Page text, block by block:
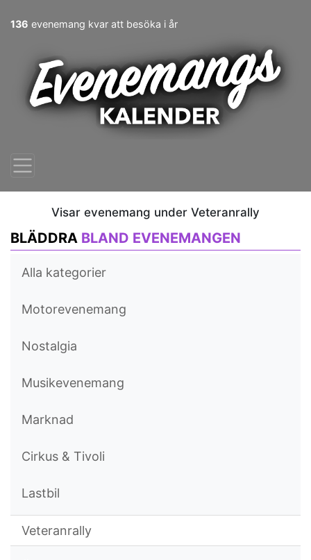
136 evenemang kvar att besöka i år
Visar evenemang under Veteranrally
BLÄDDRA BLAND EVENEMANGEN
Alla kategorier
Motorevenemang
Nostalgia
Musikevenemang
Marknad
Cirkus & Tivoli
Lastbil
Veteranrally